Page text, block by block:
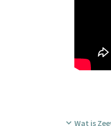
Wat is